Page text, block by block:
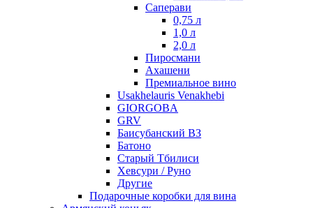
Саперави
0,75 л
1,0 л
2,0 л
Пиросмани
Ахашени
Премиальное вино
Usakhelauris Venakhebi
GIORGOBA
GRV
Баисубанский ВЗ
Батоно
Старый Тбилиси
Хевсури / Руно
Другие
Подарочные коробки для вина